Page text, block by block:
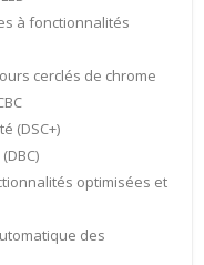
à fonctionnalités
cerclés de chrome
(DSC+)
optimisées et
des